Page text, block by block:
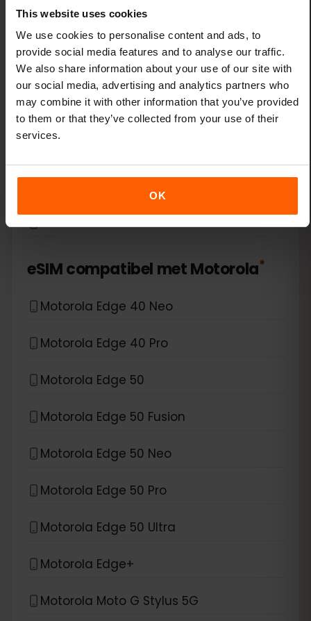
This website uses cookies
We use cookies to personalise content and ads, to
provide social media features and to analyse our traffic.
We also share information about your use of our site with
our social media, advertising and analytics partners who
may combine it with other information that you’ve provided
to them or that they’ve collected from your use of their
services.
OK
Xiaomi 14T
Xiaomi 14T Pro
Xiaomi 15
Xiaomi Redmi Note 13 Pro Plus
eSIM compatibel metMotorola*
Motorola Edge 40 Neo
Motorola Edge 40 Pro
Motorola Edge 50
Motorola Edge 50 Fusion
Motorola Edge 50 Neo
Motorola Edge 50 Pro
Motorola Edge 50 Ultra
Motorola Edge+
Motorola Moto G Stylus 5G